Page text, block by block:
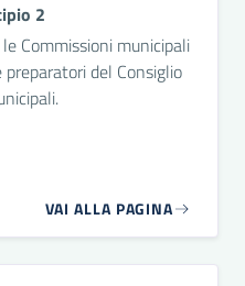
2
Commissioni municipali
del Consiglio
VAI ALLA PAGINA